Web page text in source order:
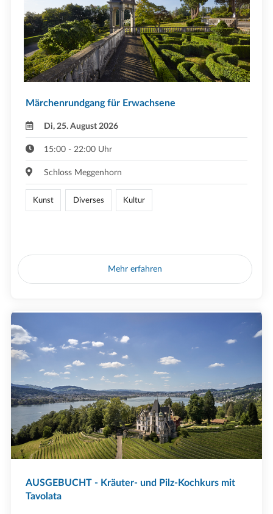
Märchenrundgang für Erwachsene
Di, 25. August 2026
15:00 - 22:00 Uhr
Schloss Meggenhorn
Kunst Diverses Kultur
Mehr erfahren
AUSGEBUCHT - Kräuter- und Pilz-Kochkurs mit
Tavolata